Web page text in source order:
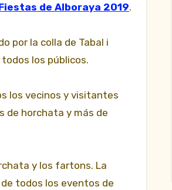
de Alboraya 2019.
por la colla de Tabal i
los públicos.
los vecinos y visitantes
de horchata y más de
y los fartons. La
todos los eventos de